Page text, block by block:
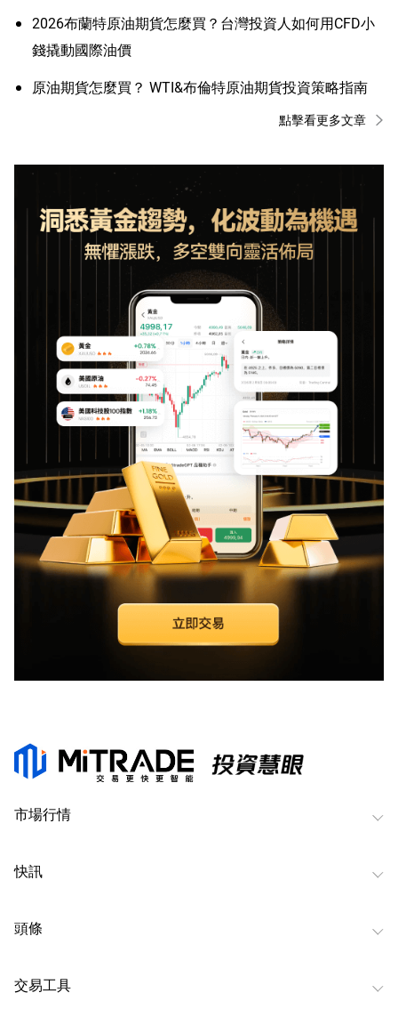
2026布蘭特原油期貨怎麼買？台灣投資人如何用CFD小
錢撬動國際油價
原油期貨怎麼買？ WTI&布倫特原油期貨投資策略指南
點擊看更多文章
市場行情
快訊
頭條
交易工具